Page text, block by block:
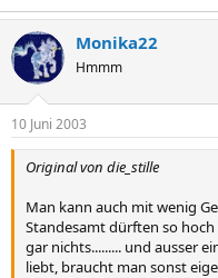
Monika22
Hmmm
10 Juni 2003
Original von die_stille
Man kann auch mit wenig
Standesamt dürften so
gar nichts......... und ausser
liebt, braucht man sonst